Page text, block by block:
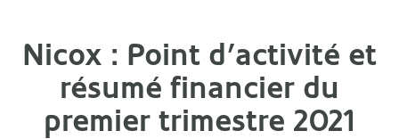
Nicox : Point d’activité et
résumé financier du
premier trimestre 2021